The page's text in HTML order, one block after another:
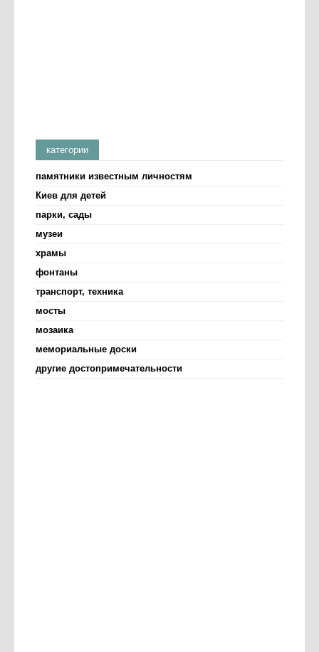
категории
памятники известным личностям
Киев для детей
парки, сады
музеи
храмы
фонтаны
транспорт, техника
мосты
мозаика
мемориальные доски
другие достопримечательности